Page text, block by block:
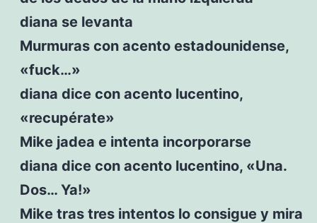
diana se levanta
Murmuras con acento estadounidense,
«fuck…»
diana dice con acento lucentino,
«recupérate»
Mike jadea e intenta incorporarse
diana dice con acento lucentino, «Una.
Dos… Ya!»
Mike tras tres intentos lo consigue y mira